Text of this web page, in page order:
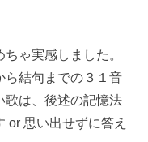
ゃ実感しました。
ら結句までの３１音
歌は、後述の記憶法
or 思い出せずに答え